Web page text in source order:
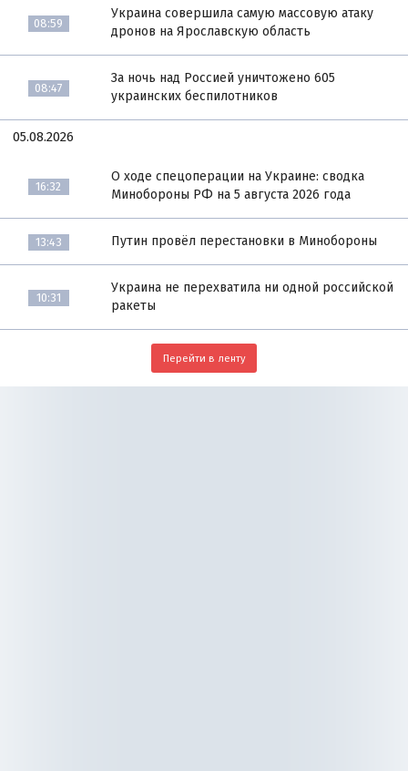
08:59
Украина совершила самую массовую атаку
дронов на Ярославскую область
08:47
За ночь над Россией уничтожено 605
украинских беспилотников
05.08.2026
16:32
О ходе спецоперации на Украине: сводка
Минобороны РФ на 5 августа 2026 года
13:43 Путин провёл перестановки в Минобороны
10:31
Украина не перехватила ни одной российской
ракеты
Перейти в ленту